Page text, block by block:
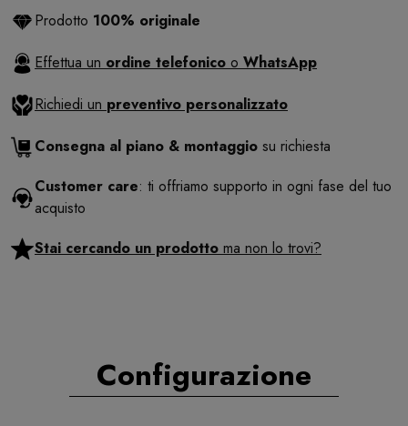
Prodotto 100% originale
Effettua un ordine telefonico o WhatsApp
Richiedi un preventivo personalizzato
Consegna al piano & montaggio su richiesta
Customer care: ti offriamo supporto in ogni fase del tuo
acquisto
Stai cercando un prodotto ma non lo trovi?
Configurazione